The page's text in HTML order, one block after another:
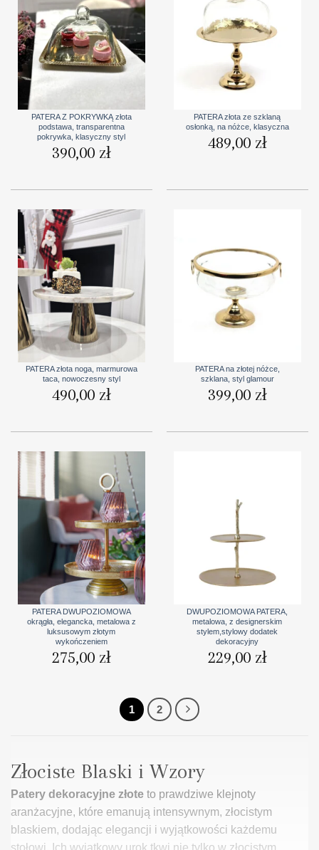
PATERA Z POKRYWKĄ złota
podstawa, transparentna
pokrywka, klasyczny styl
390,00 zł
PATERA złota ze szklaną
osłonką, na nóżce, klasyczna
489,00 zł
PATERA złota noga, marmurowa
taca, nowoczesny styl
490,00 zł
PATERA na złotej nóżce,
szklana, styl glamour
399,00 zł
PATERA DWUPOZIOMOWA
okrągła, elegancka, metalowa z
luksusowym złotym
wykończeniem
275,00 zł
DWUPOZIOMOWA PATERA,
metalowa, z designerskim
stylem,stylowy dodatek
dekoracyjny
229,00 zł
1 2
Złociste Blaski i Wzory
Patery dekoracyjne złote to prawdziwe klejnoty
aranżacyjne, które emanują intensywnym, złocistym
blaskiem, dodając elegancji i wyjątkowości każdemu